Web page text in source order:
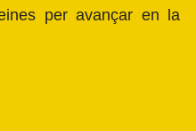
per avançar en la